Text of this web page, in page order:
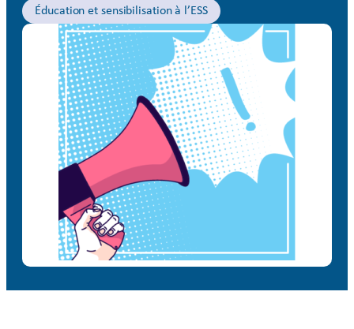
Éducation et sensibilisation à l’ESS